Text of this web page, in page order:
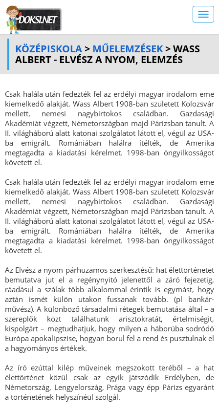
KÖZÉPISKOLA> MŰELEMZÉSEK> WASS
ALBERT - ELVÉSZ A NYOM, ELEMZÉS
Csak halála után fedezték fel az erdélyi magyar irodalom eme
kiemelkedő alakját. Wass Albert 1908-ban született Kolozsvár
mellett, nemesi nagybirtokos családban. Gazdasági
Akadémiát végzett, Németországban majd Párizsban tanult. A
II. világháború alatt katonai szolgálatot látott el, végül az USA-
ba emigrált. Romániában halálra ítélték, de Amerika
megtagadta a kiadatási kérelmet. 1998-ban öngyilkosságot
követett el.
Csak halála után fedezték fel az erdélyi magyar irodalom eme
kiemelkedő alakját. Wass Albert 1908-ban született Kolozsvár
mellett, nemesi nagybirtokos családban. Gazdasági
Akadémiát végzett, Németországban majd Párizsban tanult. A
II. világháború alatt katonai szolgálatot látott el, végül az USA-
ba emigrált. Romániában halálra ítélték, de Amerika
megtagadta a kiadatási kérelmet. 1998-ban öngyilkosságot
követett el.
Az Elvész a nyom párhuzamos szerkesztésű: hat élettörténetet
bemutatva jut el a regénynyitó jelenettől a záró fejezetig,
ráadásul a szálak több alkalommal érintik is egymást, hogy
aztán ismét külön utakon fussanak tovább. (pl bankár-
művész). A különböző társadalmi rétegek bemutatása által – a
szereplők közt találhatunk arisztokratát, értelmiségit,
kispolgárt – megtudhatjuk, hogy milyen a háborúba sodródó
Európa apokalipszise, hogyan borul fel a rend és pusztulnak el
a hagyományos értékek.
Az író ezúttal kilép műveinek megszokott teréből – a hat
élettörténet közül csak az egyik játszódik Erdélyben, de
Németország, Lengyelország, Prága vagy épp Párizs egyaránt
a történetének helyszínéül szolgál.